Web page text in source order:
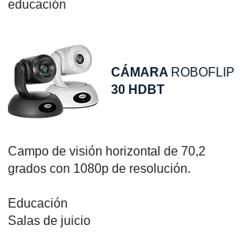
educación
CÁMARA ROBOFLIP
30 HDBT
Campo de visión horizontal de 70,2
grados con 1080p de resolución.
Educación
Salas de juicio